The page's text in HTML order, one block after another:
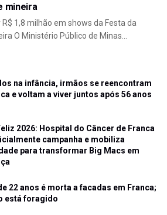
mineira
1,8 milhão em shows da Festa da
O Ministério Público de Minas...
na infância, irmãos se reencontram
e voltam a viver juntos após 56 anos
2026: Hospital do Câncer de Franca
campanha e mobiliza
para transformar Big Macs em
22 anos é morta a facadas em Franca;
está foragido